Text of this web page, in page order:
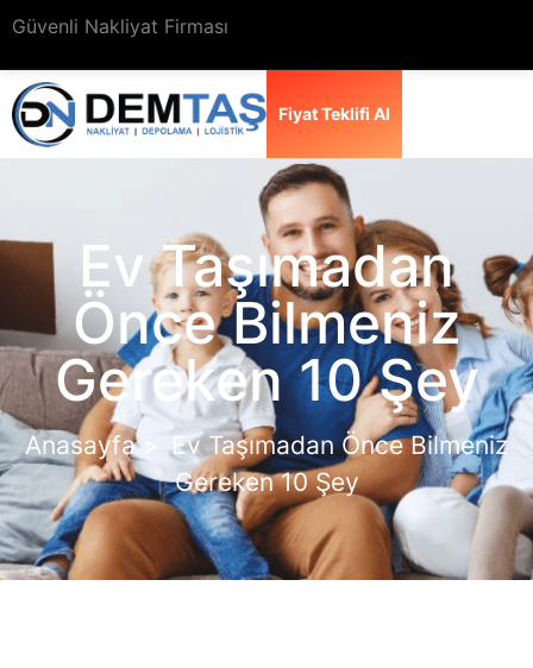
Güvenli Nakliyat Firması
Fiyat Teklifi Al
Ev Taşımadan
Önce Bilmeniz
Gereken 10 Şey
Anasayfa >
Ev Taşımadan Önce Bilmeniz
Gereken 10 Şey